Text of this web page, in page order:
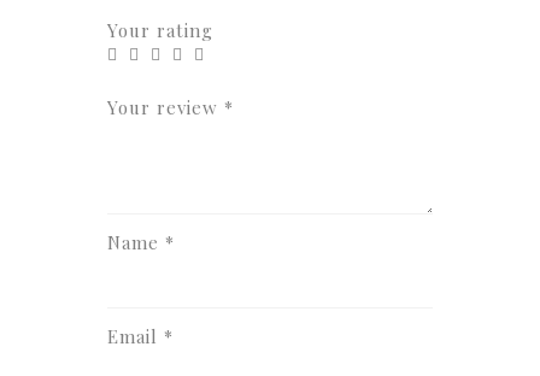
Your rating
Your review *
Name *
Email *